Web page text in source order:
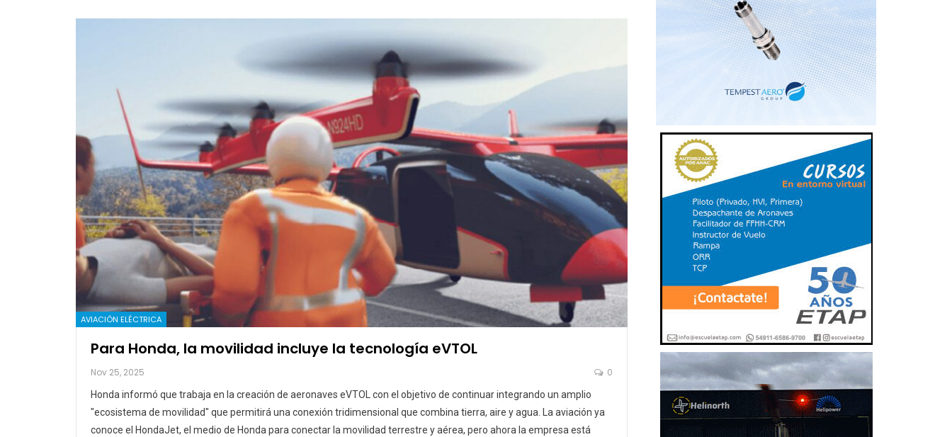
AVIACIÓN ELÉCTRICA
Para Honda, la movilidad incluye la tecnología eVTOL
Nov 25, 2025 0
Honda informó que trabaja en la creación de aeronaves eVTOL con el objetivo de continuar integrando un amplio
"ecosistema de movilidad" que permitirá una conexión tridimensional que combina tierra, aire y agua. La aviación ya
conoce el HondaJet, el medio de Honda para conectar la movilidad terrestre y aérea, pero ahora la empresa está